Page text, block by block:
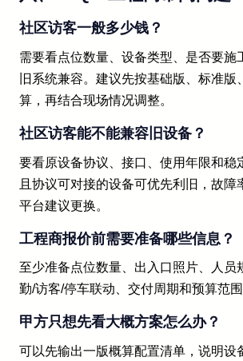
社区访客一般多少钱？
需要看点位数量、设备类型、是否要施
旧系统兼容。建议先按基础版、标准版
算，再结合现场情况调整。
社区访客能不能兼容旧设备？
要看原设备协议、接口、使用年限和稳
且协议可对接的设备可优先利旧，故障
平台建议更换。
工程商报价前需要准备哪些信息？
至少准备点位数量、出入口照片、人员
勤/访客/停车联动、交付周期和预算范围
甲方只想先看大概方案怎么办？
可以先输出一版概算配置清单，说明设